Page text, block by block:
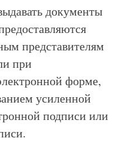
документы
представителям
при
форме,
усиленной
подписи или